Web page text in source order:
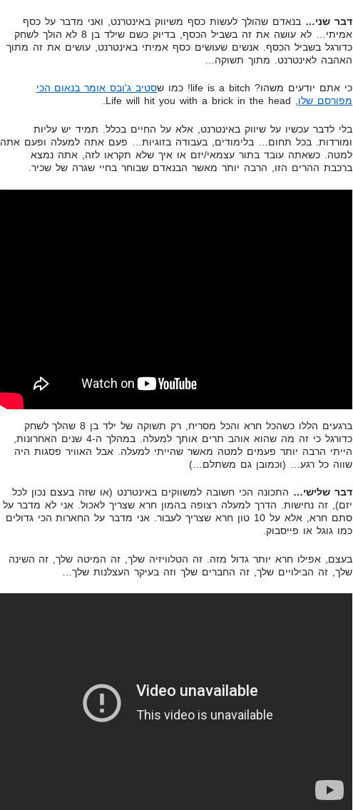
דבר שני… בנאדם שהולך לעשות כסף משיווק באינטרנט, ואני מדבר על כסף
אמיתי… לא עושה את זה בשביל הכסף, בדיוק כשם שילד בן 8 לא הולך לשחק
כדורגל בשביל הכסף. אנשים שעושים כסף אמיתי באינטרנט, עושים את זה מתוך
האהבה לאינטרנט. מתוך תשוקה…
כי אתם יודעים משהו? life is a bitch! כמו ש
סטיב ג'ובס אומר בנאום הכי
מפורסם שלו, Life will hit you with a brick in the head.
בלי לדבר עכשיו על שיווק באינטרנט, אלא על החיים בכלל. תמיד יש עליות
ומורדות. בכל תחום… בלימודים, בעבודה בזוגיות… פעם אתה למעלה ופעם אתה
למטה. כשאתה עובד בתור עצמאי/יזם או איך שלא תקראו לזה, אתה נמצא
ברכבת ההרים הזו, הרבה יותר מאשר הבנאדם שבוחר בחיי שגרה של שכיר.
ברגעים הללו כשהכל חרא והכל מסריח, רק תשוקה של ילד בן 8 שהלך לשחק
כדורגל כי זה מה שהוא אוהב תרים אותך למעלה. במהלך ה-4 שנים האחרונות,
הייתי הרבה יותר פעמים למטה מאשר שהייתי למעלה. אבל האוויר פסגות היה
שווה כל רגע… (וכמובן גם משתלם…)
דבר שלישי… התכונה הכי חשובה למשווקים באינטרנט (או שזה בעצם נכון לכל
יזם), זה נחישות. הדרך למעלה רצופה בהמון חרא שצריך לאכול. אני לא מדבר על
סתם חרא, אלא על 10 טון חרא שצריך לעבור. אני מדבר על החארות הכי גדולים
כמו גוגל או פייסבוק.
בעצם, אפילו חרא יותר גדול מזה. זה הטלוויזיה שלך, זה המיטה שלך, זה השינה
שלך, זה הבילויים שלך, זה החברים שלך וזה בעיקר העצלנות שלך…